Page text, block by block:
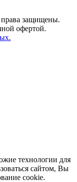
защищены.
офертой.
технологии для
сайтом, Вы
cookie.